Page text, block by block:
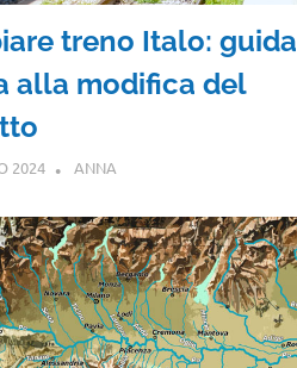
treno Italo: guida
alla modifica del
2024 ANNA